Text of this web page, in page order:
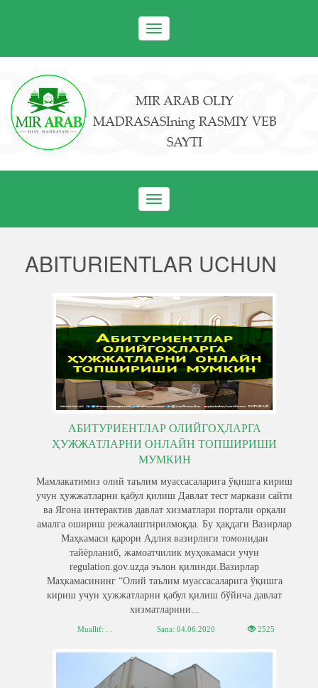
Toggle
navigation
MIR ARAB OLIY
MADRASASIning RASMIY VEB
SAYTI
Toggle
navigation
ABITURIENTLAR UCHUN
АБИТУРИЕНТЛАР ОЛИЙГОҲЛАРГА
ҲУЖЖАТЛАРНИ ОНЛАЙН ТОПШИРИШИ
МУМКИН
Мамлакатимиз олий таълим муассасаларига ўқишга кириш
учун ҳужжатларни қабул қилиш Давлат тест маркази сайти
ва Ягона интерактив давлат хизматлари портали орқали
амалга ошириш режалаштирилмоқда. Бу ҳақдаги Вазирлар
Маҳкамаси қарори Адлия вазирлиги томонидан
тайёрланиб, жамоатчилик муҳокамаси учун
regulation.gov.uzда эълон қилинди.Вазирлар
Маҳкамасининг “Олий таълим муассасаларига ўқишга
кириш учун ҳужжатларни қабул қилиш бўйича давлат
хизматларини...
Muallif: . . Sana: 04.06.2020 2525